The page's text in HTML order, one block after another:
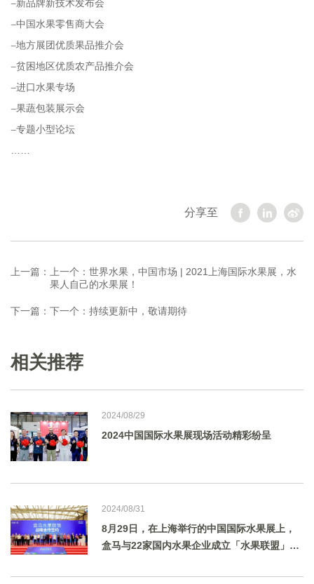
-新品牌新技术发布会
-中国水果零售商大会
-地方展团优质果品推介会
-贫困地区优质农产品推介会
-进口水果专场
-果蔬包装展示会
-专题小型论坛
……
分享至
上一篇：
上一个：世界水果，中国市场 | 2021上海国际水果展，水
果人自己的水果展！
下一篇： 下一个：持续更新中，敬请期待
相关推荐
2024/08/29
2024中国国际水果展现场活动精彩纷呈
2024/08/31
8月29日，在上海举行的中国国际水果展上，
盒马与22家国内水果企业成立「水果联盟」，
育新品种，助力国产水果进一步崛起，并结合